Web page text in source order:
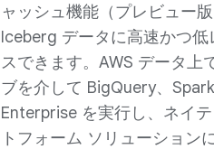
ャッシュ機能（プレビュー
Iceberg データに高速かつ低
スできます。AWS データ上
ブを介して BigQuery、
Enterprise を実行し、ネイ
トフォーム ソリューション